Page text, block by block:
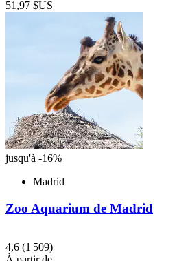
51,97 $US
jusqu'à -16%
Madrid
Zoo Aquarium de Madrid
4,6 (1 509)